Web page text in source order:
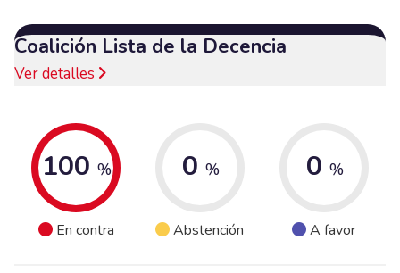
Coalición Lista de la Decencia
Ver detalles
100 %
En contra
0 %
Abstención
0 %
A favor